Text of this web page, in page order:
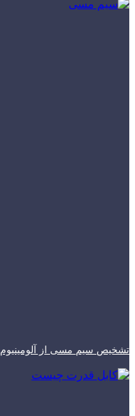
تشخیص سیم مسی از آلومینیوم